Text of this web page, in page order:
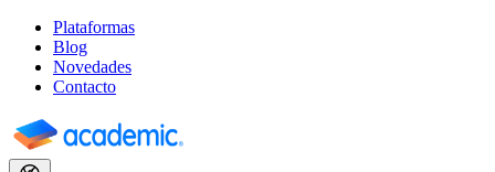
Plataformas
Blog
Novedades
Contacto